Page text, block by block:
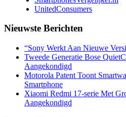
UnitedConsumers
Nieuwste Berichten
“Sony Werkt Aan Nieuwe
Tweede Generatie Bose
Aangekondigd
Motorola Patent Toont
Smartphone
Xiaomi Redmi 17-serie Met
Aangekondigd